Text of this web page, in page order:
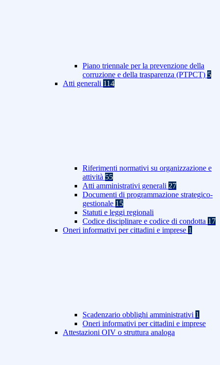
Piano triennale per la prevenzione della
corruzione e della trasparenza (PTPCT) 5
Atti generali 114
Riferimenti normativi su organizzazione e
attività 55
Atti amministrativi generali 27
Documenti di programmazione strategico-
gestionale 15
Statuti e leggi regionali
Codice disciplinare e codice di condotta 17
Oneri informativi per cittadini e imprese 1
Scadenzario obblighi amministrativi 1
Oneri informativi per cittadini e imprese
Attestazioni OIV o struttura analoga